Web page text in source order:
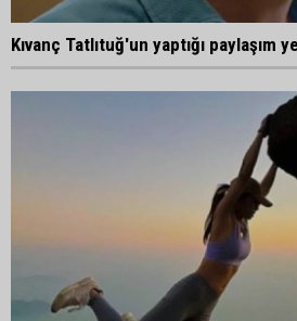
Kıvanç Tatlıtuğ'un yaptığı paylaşım